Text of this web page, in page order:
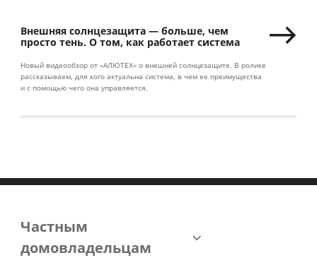
Внешняя солнцезащита — больше, чем
просто тень. О том, как работает система
Новый видеообзор от «АЛЮТЕХ» о внешней солнцезащите. В ролике
рассказываем, для кого актуальна система, в чем ее преимущества
и с помощью чего она управляется.
Частным
домовладельцам